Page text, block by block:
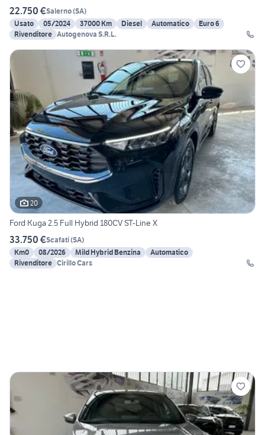
22.750 €Salerno(SA)
Usato
05/2024 37000 Km Diesel Automatico
Euro 6
Rivenditore Autogenova S.R.L.
20
Ford Kuga 2.5 Full Hybrid 180CV ST-Line X
33.750 €Scafati(SA)
Km0
08/2026 Mild Hybrid Benzina
Automatico
Rivenditore Cirillo Cars